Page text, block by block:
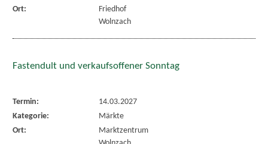
Ort:
Friedhof
Wolnzach
Fastendult und verkaufsoffener Sonntag
Termin:
14.03.2027
Kategorie:
Märkte
Ort:
Marktzentrum